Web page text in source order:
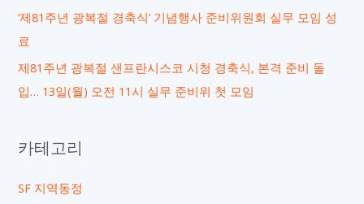
‘제81주년 광복절 경축식’ 기념행사 준비위원회 실무 모임 성
료
제81주년 광복절 샌프란시스코 시청 경축식, 본격 준비 돌
입… 13일(월) 오전 11시 실무 준비위 첫 모임
카테고리
SF 지역동정